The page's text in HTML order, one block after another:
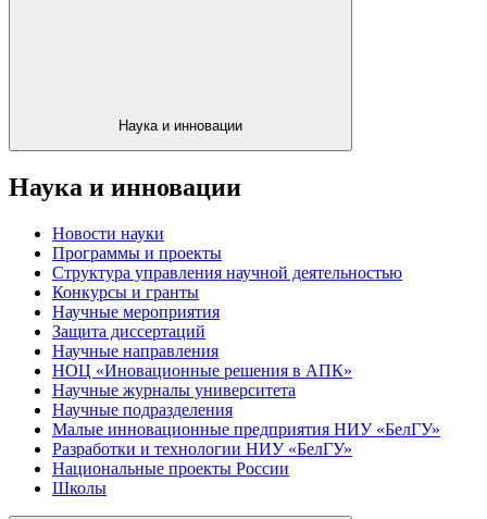
Наука и инновации
Наука и инновации
Новости науки
Программы и проекты
Структура управления научной деятельностью
Конкурсы и гранты
Научные мероприятия
Защита диссертаций
Научные направления
НОЦ «Иновационные решения в АПК»
Научные журналы университета
Научные подразделения
Малые инновационные предприятия НИУ «БелГУ»
Разработки и технологии НИУ «БелГУ»
Национальные проекты России
Школы